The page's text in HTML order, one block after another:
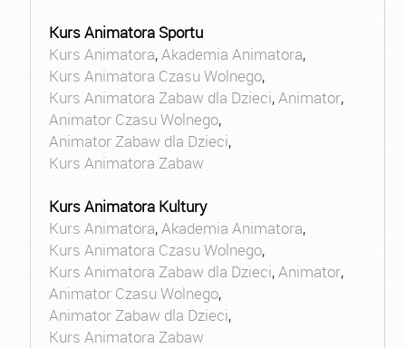
Kurs Animatora Sportu
Kurs Animatora,Akademia Animatora,
Kurs Animatora Czasu Wolnego,
Kurs Animatora Zabaw dla Dzieci,Animator,
Animator Czasu Wolnego,
Animator Zabaw dla Dzieci,
Kurs Animatora Zabaw
Kurs Animatora Kultury
Kurs Animatora,Akademia Animatora,
Kurs Animatora Czasu Wolnego,
Kurs Animatora Zabaw dla Dzieci,Animator,
Animator Czasu Wolnego,
Animator Zabaw dla Dzieci,
Kurs Animatora Zabaw